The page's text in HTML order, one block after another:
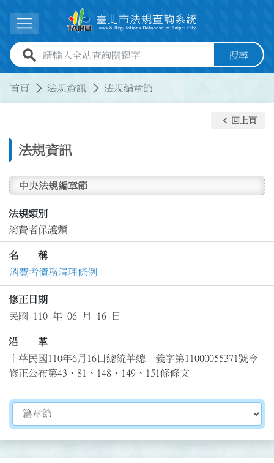
展開選單
全站查詢關鍵字欄位 搜尋
首頁 法規資訊 法規編章節
法規資訊
keyboard_arrow_left 回上頁
中央法規編章節
法規類別
消費者保護類
名 稱
消費者債務清理條例
修正日期
民國 110 年 06 月 16 日
沿 革
中華民國110年6月16日總統華總一義字第11000055371號令
修正公布第43、81、148、149、151條條文
切換選擇法規資訊內容